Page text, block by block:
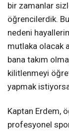
bir zamanlar
öğrencilerdik.
nedeni
mutlaka olacak
bana takım
kilitlenmeyi
yapmak
Kaptan Erdem,
profesyonel